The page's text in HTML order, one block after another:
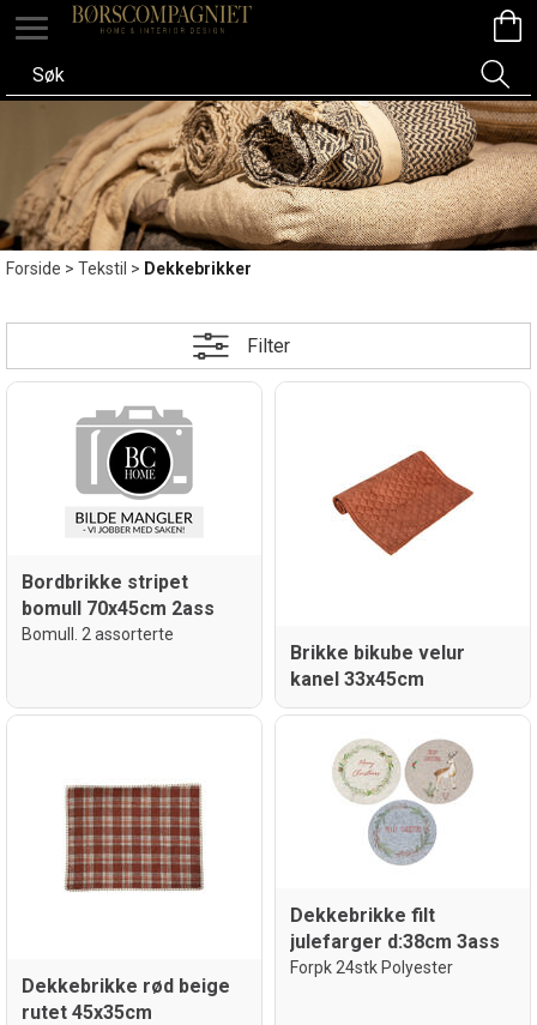
Forside>Tekstil > Dekkebrikker
Filter
Bordbrikke stripet
bomull 70x45cm 2ass
Bomull. 2 assorterte
Brikke bikube velur
kanel 33x45cm
Dekkebrikke rød beige
rutet 45x35cm
Dekkebrikke filt
julefarger d:38cm 3ass
Forpk 24stk Polyester